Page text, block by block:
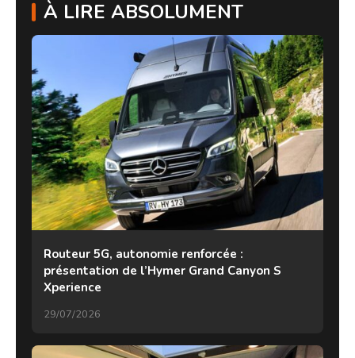
À LIRE ABSOLUMENT
Routeur 5G, autonomie renforcée :
présentation de l’Hymer Grand Canyon S
Xperience
29/07/2026